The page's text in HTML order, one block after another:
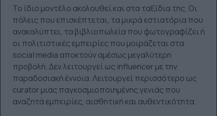
Το ίδιο μοντέλο ακολουθεί και στα ταξίδια της. Οι
πόλεις που επισκέπτεται, τα μικρά εστιατόρια που
ανακαλύπτει, τα βιβλιοπωλεία που φωτογραφίζει ή
οι πολιτιστικές εμπειρίες που μοιράζεται στα
social media αποκτούν αμέσως μεγαλύτερη
προβολή. Δεν λειτουργεί ως influencer με την
παραδοσιακή έννοια. Λειτουργεί περισσότερο ως
curator μιας παγκοσμιοποιημένης γενιάς που
αναζητά εμπειρίες, αισθητική και αυθεντικότητα.